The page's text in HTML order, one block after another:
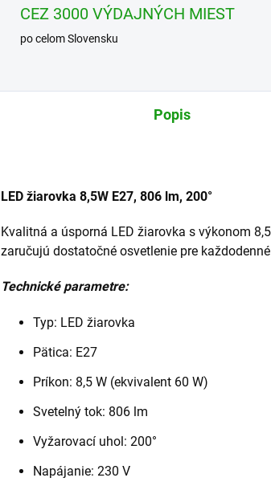
CEZ 3000 VÝDAJNÝCH MIEST
po celom Slovensku
Popis
LED žiarovka 8,5W E27, 806 lm, 200°
Kvalitná a úsporná LED žiarovka s výkonom
zaručujú dostatočné osvetlenie pre
Technické parametre:
Typ: LED žiarovka
Pätica: E27
Príkon: 8,5 W (ekvivalent 60 W)
Svetelný tok: 806 lm
Vyžarovací uhol: 200°
Napájanie: 230 V